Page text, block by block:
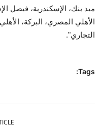
الأهلي المصري، البركة،
التجاري".
Tags: